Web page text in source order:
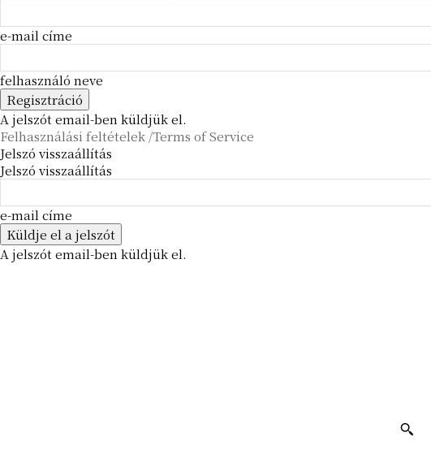
e-mail címe
felhasználó neve
A jelszót email-ben küldjük el.
Felhasználási feltételek /Terms of Service
Jelszó visszaállítás
Jelszó visszaállítás
e-mail címe
A jelszót email-ben küldjük el.